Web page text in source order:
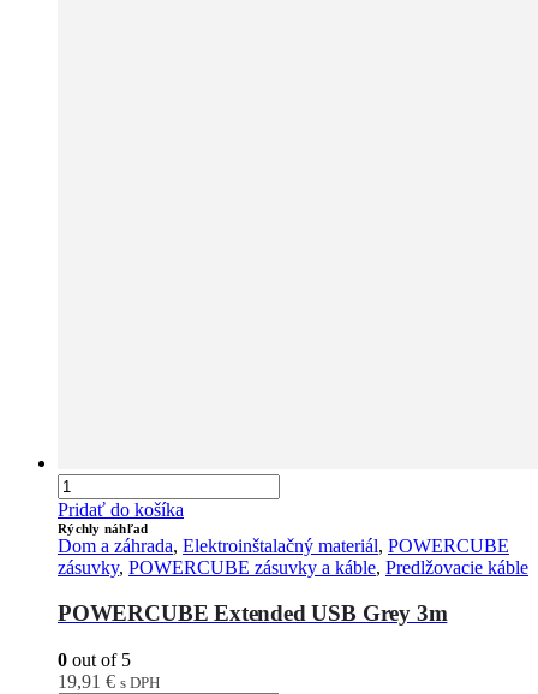
Pridať do košíka
Rýchly náhľad
Dom a záhrada, Elektroinštalačný materiál, POWERCUBE
zásuvky, POWERCUBE zásuvky a káble, Predlžovacie káble
POWERCUBE Extended USB Grey 3m
0 out of 5
19,91 € s DPH